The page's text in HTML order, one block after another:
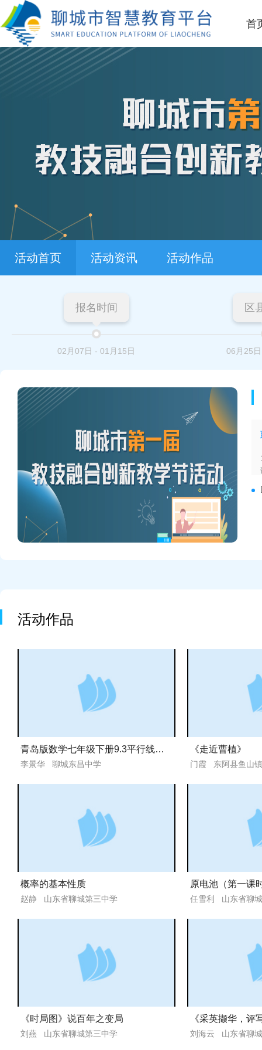
首
活动首页 活动资讯 活动作品
报名时间
02月07日 -01月15日
区
06月25日
活动作品
青岛版数学七年级下册9.3平行线的性质
李景华 聊城东昌中学
《走近曹植》
门霞 东阿县鱼山
概率的基本性质
赵静 山东省聊城第三中学
原电池（第一课
任雪利 山东省聊
《时局图》说百年之变局
刘燕 山东省聊城第三中学 刘海云 山东省聊